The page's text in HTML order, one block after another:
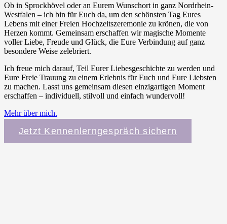
Ob in Sprockhövel oder an Eurem Wunschort in ganz Nordrhein-
Westfalen – ich bin für Euch da, um den schönsten Tag Eures
Lebens mit einer Freien Hochzeitszeremonie zu krönen, die von
Herzen kommt. Gemeinsam erschaffen wir magische Momente
voller Liebe, Freude und Glück, die Eure Verbindung auf ganz
besondere Weise zelebriert.
Ich freue mich darauf, Teil Eurer Liebesgeschichte zu werden und
Eure Freie Trauung zu einem Erlebnis für Euch und Eure Liebsten
zu machen. Lasst uns gemeinsam diesen einzigartigen Moment
erschaffen – individuell, stilvoll und einfach wundervoll!
Mehr über mich.
Jetzt Kennenlerngespräch sichern